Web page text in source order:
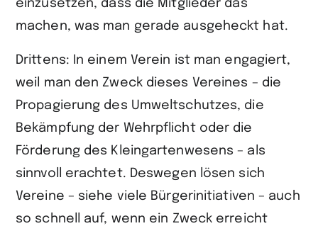
einzusetzen, dass die Mitglieder das
machen, was man gerade ausgeheckt hat.
Drittens: In einem Verein ist man engagiert,
weil man den Zweck dieses Vereines – die
Propagierung des Umweltschutzes, die
Bekämpfung der Wehrpflicht oder die
Förderung des Kleingartenwesens – als
sinnvoll erachtet. Deswegen lösen sich
Vereine – siehe viele Bürgerinitiativen – auch
so schnell auf, wenn ein Zweck erreicht